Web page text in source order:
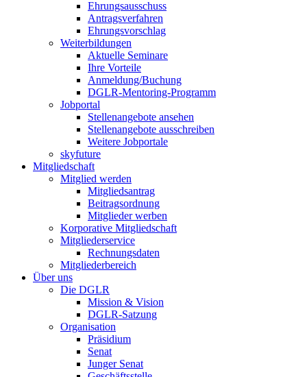
Ehrungsausschuss
Antragsverfahren
Ehrungsvorschlag
Weiterbildungen
Aktuelle Seminare
Ihre Vorteile
Anmeldung/Buchung
DGLR-Mentoring-Programm
Jobportal
Stellenangebote ansehen
Stellenangebote ausschreiben
Weitere Jobportale
skyfuture
Mitgliedschaft
Mitglied werden
Mitgliedsantrag
Beitragsordnung
Mitglieder werben
Korporative Mitgliedschaft
Mitgliederservice
Rechnungsdaten
Mitgliederbereich
Über uns
Die DGLR
Mission & Vision
DGLR-Satzung
Organisation
Präsidium
Senat
Junger Senat